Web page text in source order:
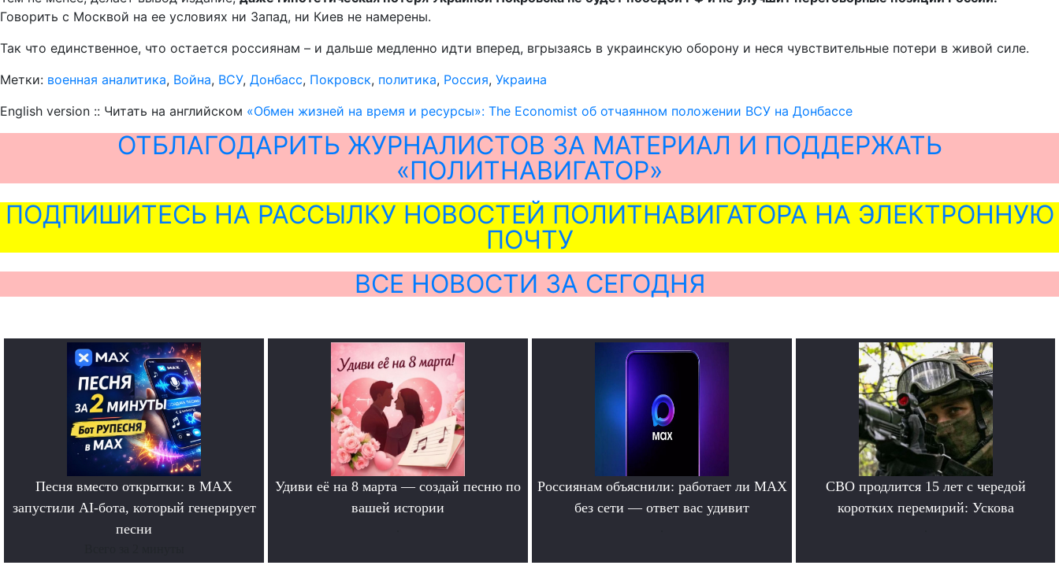
Говорить с Москвой на ее условиях ни Запад, ни Киев не намерены.
Так что единственное, что остается россиянам – и дальше медленно идти вперед, вгрызаясь в украинскую оборону и неся чувствительные потери в живой силе.
Метки: военная аналитика, Война, ВСУ, Донбасс, Покровск, политика, Россия, Украина
English version :: Читать на английском «Обмен жизней на время и ресурсы»: The Economist об отчаянном положении ВСУ на Донбассе
ОТБЛАГОДАРИТЬ ЖУРНАЛИСТОВ ЗА МАТЕРИАЛ И ПОДДЕРЖАТЬ
«ПОЛИТНАВИГАТОР»
ПОДПИШИТЕСЬ НА РАССЫЛКУ НОВОСТЕЙ ПОЛИТНАВИГАТОРА НА ЭЛЕКТРОННУЮ
ПОЧТУ
ВСЕ НОВОСТИ ЗА СЕГОДНЯ
Песня вместо открытки: в MAX
запустили AI-бота, который генерирует
песни
Удиви её на 8 марта — создай песню по
вашей истории
Россиянам объяснили: работает ли MAX
без сети — ответ вас удивит
СВО продлится 15 лет с чередой
коротких перемирий: Ускова